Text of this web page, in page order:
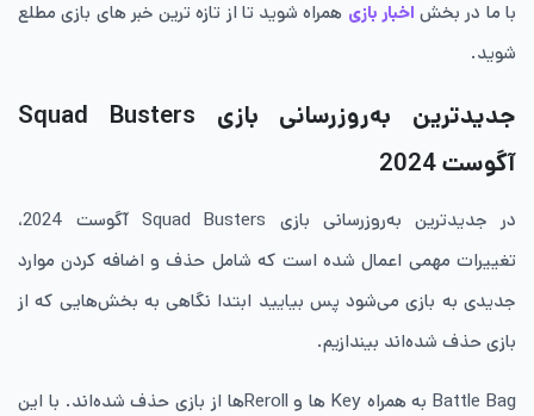
با ما در بخش اخبار بازی همراه شوید تا از تازه ترین خبر های بازی مطلع
شوید.
جدیدترین به‌روزرسانی بازی Squad Busters
آگوست 2024
در جدیدترین به‌روزرسانی بازی Squad Busters آگوست 2024،
تغییرات مهمی اعمال شده‌ است که شامل حذف و اضافه کردن موارد
جدیدی به بازی می‌شود پس بیایید ابتدا نگاهی به بخش‌هایی که از
بازی حذف شده‌اند بیندازیم.
Battle Bag به همراه Key ها و Rerollها از بازی حذف شده‌اند. با این